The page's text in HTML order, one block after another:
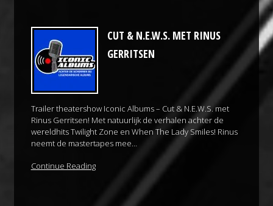
CUT & N.E.W.S. MET RINUS
GERRITSEN
Trailer theatershow Iconic Albums – Cut & N.E.W.S. met
Rinus Gerritsen! Met natuurlijk de verhalen achter de
wereldhits Twilight Zone en When The Lady Smiles! Rinus
neemt de mastertapes mee…
Continue Reading